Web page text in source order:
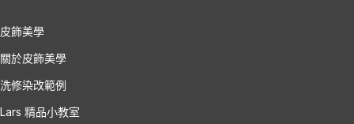
皮飾美學
關於皮飾美學
洗修染改範例
Lars 精品小教室